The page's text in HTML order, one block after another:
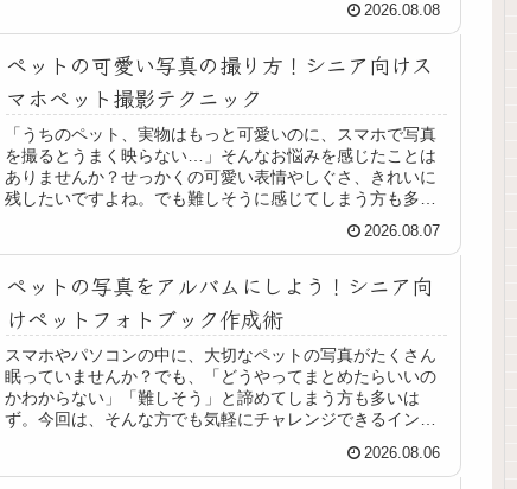
2026.08.08
ペットの可愛い写真の撮り方！シニア向けス
マホペット撮影テクニック
「うちのペット、実物はもっと可愛いのに、スマホで写真
を撮るとうまく映らない…」そんなお悩みを感じたことは
ありませんか？せっかくの可愛い表情やしぐさ、きれいに
残したいですよね。でも難しそうに感じてしまう方も多い
2026.08.07
ペットの写真をアルバムにしよう！シニア向
けペットフォトブック作成術
スマホやパソコンの中に、大切なペットの写真がたくさん
眠っていませんか？でも、「どうやってまとめたらいいの
かわからない」「難しそう」と諦めてしまう方も多いは
ず。今回は、そんな方でも気軽にチャレンジできるインタ
2026.08.06